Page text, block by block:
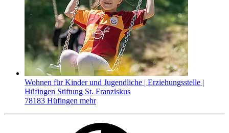
Wohnen für Kinder und Jugendliche | Erziehungsstelle |
Hüfingen Stiftung St. Franziskus
78183 Hüfingen mehr